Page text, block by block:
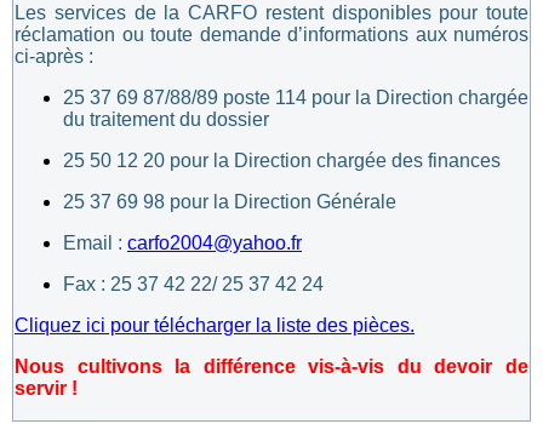
Les services de la CARFO restent disponibles pour toute
réclamation ou toute demande d’informations aux numéros
ci-après :
25 37 69 87/88/89 poste 114 pour la Direction chargée
du traitement du dossier
25 50 12 20 pour la Direction chargée des finances
25 37 69 98 pour la Direction Générale
Email : carfo2004@yahoo.fr
Fax : 25 37 42 22/ 25 37 42 24
Cliquez ici pour télécharger la liste des pièces.
Nous cultivons la différence vis-à-vis du devoir de
servir !